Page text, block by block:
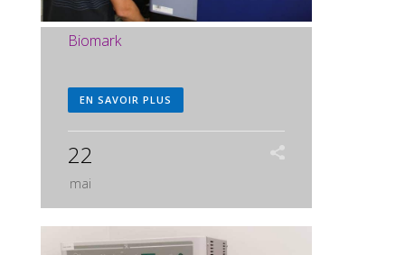
Biomark
EN SAVOIR PLUS
22
mai